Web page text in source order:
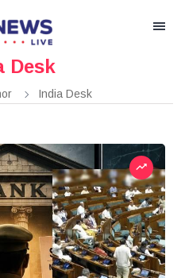
Desk
India Desk